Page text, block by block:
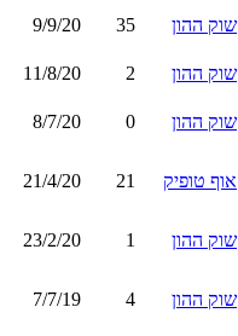
שוק ההון 35
9/9/20
שוק ההון 2
11/8/20
שוק ההון 0
8/7/20
אוף טופיק 21
21/4/20
שוק ההון 1
23/2/20
שוק ההון 4
7/7/19